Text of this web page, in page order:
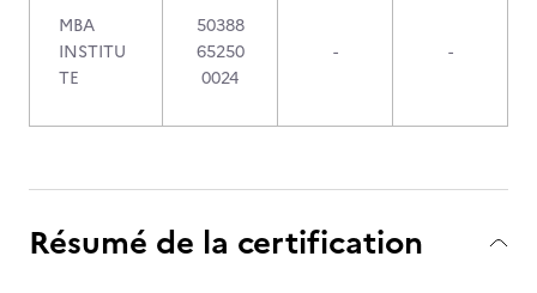
MBA
INSTITU
TE
50388
65250
0024
- -
Résumé de la certification